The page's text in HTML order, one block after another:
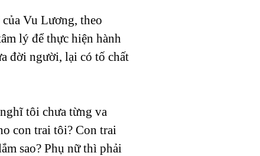
Vu Lương, theo
lý để thực hiện hành
đời người, lại có tố chất
tôi chưa từng va
con trai tôi? Con trai
sao? Phụ nữ thì phải